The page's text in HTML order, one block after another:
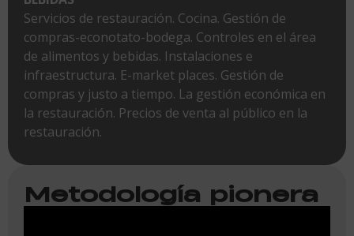
Servicios de restauración. Cocina. Gestión de
compras-econotato-bodega. Controles en el área
de alimentos y bebidas. Instalaciones e
infraestructura. E-market places. Gestión de
compras y justo a tiempo. La gestión económica en
la restauración. Precios de venta al público en la
restauración.
Metodología pionera